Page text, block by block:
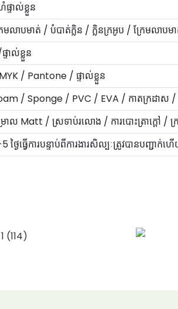
ទាល់ខ្លួន
មលាបមាត់ / បំបាត់ក្លិន / ក្លិនក្រអូប / ក្រែមលាបមាត់
ទាល់ខ្លួន
/ Pantone / ផ្ទាល់ខ្លួន
/ Sponge / PVC / EVA / កាតក្រដាស /
ាល Matt / ស្រទាប់រលោង / ការបោះត្រាក្តៅ / ក្
ថ្ងៃធ្វើការបន្ទាប់ពីការងារសិល្បៈត្រូវបានបញ្ជាក់ហ